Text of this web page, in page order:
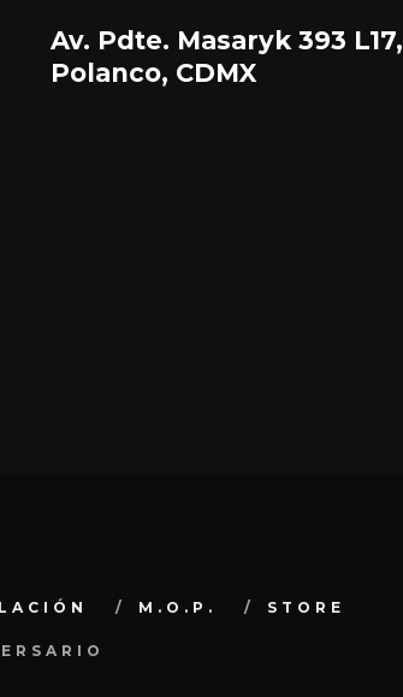
Av. Pdte. Masaryk 393 L17,
Polanco, CDMX
M.O.P. STORE